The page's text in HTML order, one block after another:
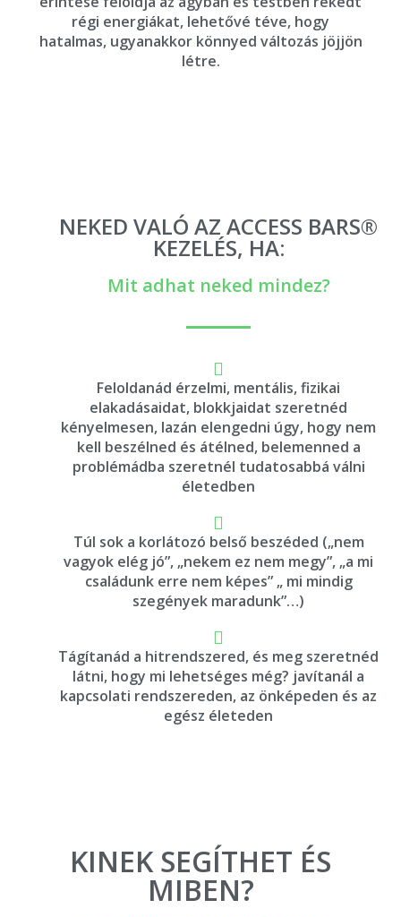
régi energiákat, lehetővé téve, hogy
hatalmas, ugyanakkor könnyed változás jöjjön
létre.
NEKED VALÓ AZ ACCESS BARS®️
KEZELÉS, HA:
Mit adhat neked mindez?
Feloldanád érzelmi, mentális, fizikai
elakadásaidat, blokkjaidat szeretnéd
kényelmesen, lazán elengedni úgy, hogy nem
kell beszélned és átélned, belemenned a
problémádba szeretnél tudatosabbá válni
életedben
Túl sok a korlátozó belső beszéded („nem
vagyok elég jó”, „nekem ez nem megy”, „a mi
családunk erre nem képes” „ mi mindig
szegények maradunk”…)
Tágítanád a hitrendszered, és meg szeretnéd
látni, hogy mi lehetséges még? javítanál a
kapcsolati rendszereden, az önképeden és az
egész életeden
KINEK SEGÍTHET ÉS
MIBEN?